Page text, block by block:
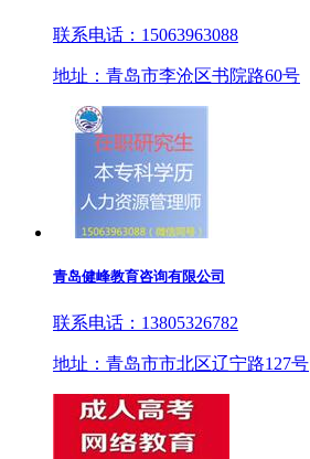
联系电话：15063963088
地址：青岛市李沧区书院路60号
青岛健峰教育咨询有限公司
联系电话：13805326782
地址：青岛市市北区辽宁路127号